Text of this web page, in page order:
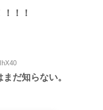
！！
だ知らない。